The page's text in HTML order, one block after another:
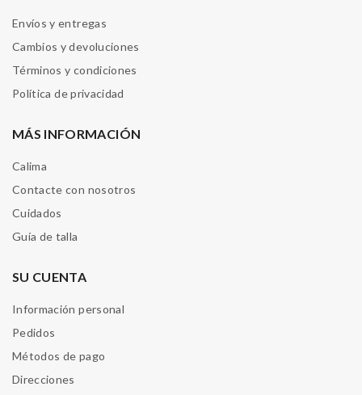
Envíos y entregas
Cambios y devoluciones
Términos y condiciones
Política de privacidad
MÁS INFORMACIÓN
Calima
Contacte con nosotros
Cuidados
Guía de talla
SU CUENTA
Información personal
Pedidos
Métodos de pago
Direcciones